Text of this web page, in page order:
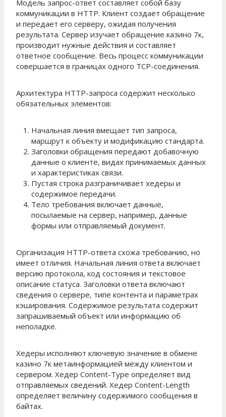
Модель запрос-ответ составляет собой базу
коммуникации в HTTP. Клиент создает обращение
и передает его серверу, ожидая получения
результата. Сервер изучает обращение казино 7к,
производит нужные действия и составляет
ответное сообщение. Весь процесс коммуникации
совершается в границах одного TCP-соединения.
Архитектура HTTP-запроса содержит несколько
обязательных элементов:
Начальная линия вмещает тип запроса,
маршрут к объекту и модификацию стандарта.
Заголовки обращения передают добавочную
данные о клиенте, видах принимаемых данных
и характеристиках связи.
Пустая строка разграничивает хедеры и
содержимое передачи.
Тело требования включает данные,
посылаемые на сервер, например, данные
формы или отправляемый документ.
Организация HTTP-ответа схожа требованию, но
имеет отличия. Начальная линия ответа включает
версию протокола, код состояния и текстовое
описание статуса. Заголовки ответа включают
сведения о сервере, типе контента и параметрах
кэширования. Содержимое результата содержит
запрашиваемый объект или информацию об
неполадке.
Хедеры исполняют ключевую значение в обмене
казино 7к метаинформацией между клиентом и
сервером. Хедер Content-Type определяет вид
отправляемых сведений. Хедер Content-Length
определяет величину содержимого сообщения в
байтах.